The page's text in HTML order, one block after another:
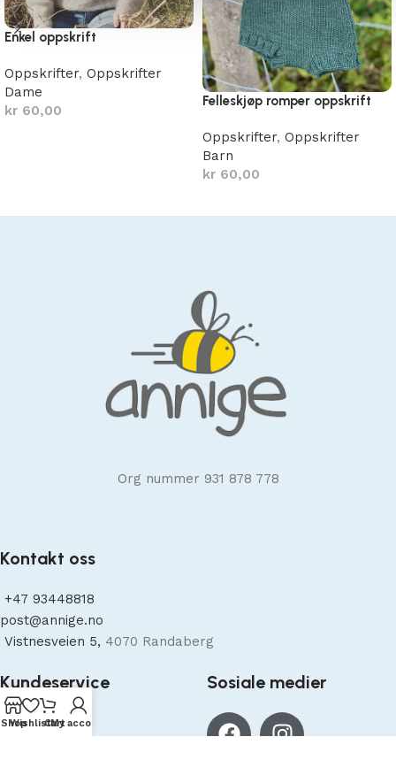
Enkel oppskrift
Oppskrifter
Felleskjøp romper oppskrift
Oppskrifter
Kontakt oss
+4793448818
post@annige.no
Vistnesveien 5,
4070 Randaberg
Kundeservice Sosiale medier
Shop
WishlistCart
My account